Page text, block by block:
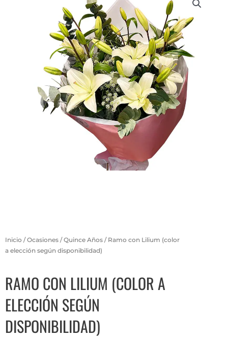
Inicio / Ocasiones / Quince Años / Ramo con Lilium (color
a elección según disponibilidad)
RAMO CON LILIUM (COLOR A
ELECCIÓN SEGÚN
DISPONIBILIDAD)